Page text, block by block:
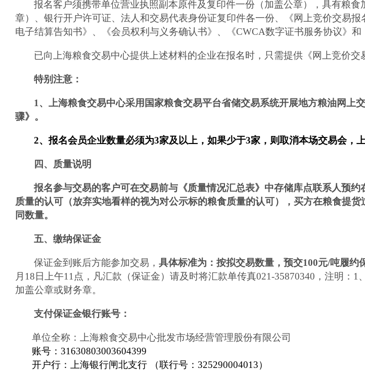
报名客户须携带单位营业执照副本原件及复印件一份（加盖公章），具有粮
章）、银行开户许可证、法人和交易代表身份证复印件各一份、《网上竞价交易
电子结算告知书》、《会员权利与义务确认书》、《CWCA数字证书服务协议》和
已向上海粮食交易中心提供上述材料的企业在报名时，只需提供《网上竞价交
特别注意：
1 、上海粮食交易中心采用国家粮食交易平台省储交易系统开展地方粮油网
骤》。
2、报名会员企业数量必须为3家及以上，如果少于3家，则取消本场交易会，
四、质量说明
报名参与交易的客户可在交易前与《质量情况汇总表》中存储库点联系人预
质量的认可（放弃实地看样的视为对公示标的粮食质量的认可），买方在粮食提
同数量。
五、缴纳保证金
保证金到账后方能参加交易，具体标准为：按拟交易数量，预交100元/吨履约
月 18 日 上午1 1 点，凡汇款（保证金）请及时将汇款单传真021-35870340，注明：1
加盖公章或财务章。
支付保证金银行账号：
单位全称：上海粮食交易中心批发市场经营管理股份有限公司
账号：31630803003604399
开户行：上海银行闸北支行 （联行号：325290004013）